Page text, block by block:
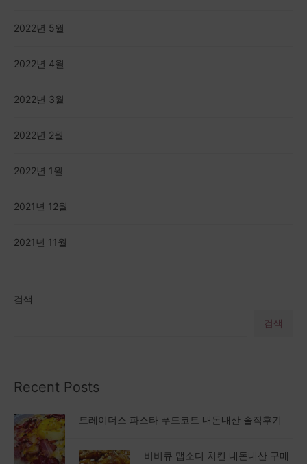
검색
검색
Recent Posts
트레이더스 파스타 푸드코트 내돈내산 솔직후기
비비큐 맵소디 치킨 내돈내산 구매
2022년 5월
2022년 4월
2022년 3월
2022년 2월
2022년 1월
2021년 12월
2021년 11월